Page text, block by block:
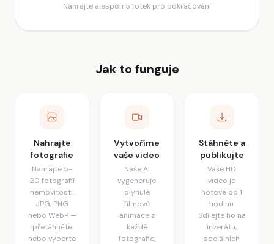
Nahrajte alespoň 5 fotek pro pokračování
Jak to funguje
Nahrajte
fotografie
Nahrajte 5-
20 fotografií
nemovitosti.
JPG, PNG
nebo WebP —
přetáhněte
nebo vyberte
Vytvoříme
vaše video
Naše AI
vygeneruje
plynulé
filmové
animace z
každé
fotografie,
Stáhněte a
publikujte
Vaše HD
video je
hotové do 1
hodinu.
Sdílejte ho na
inzerátu,
sociálních